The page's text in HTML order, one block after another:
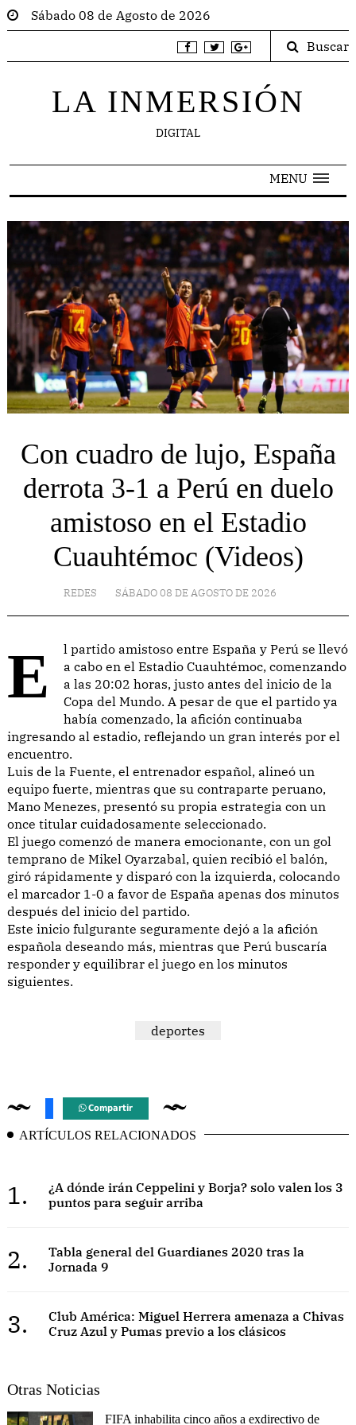
Sábado 08 de Agosto de 2026
Buscar
LA INMERSIÓN
DIGITAL
MENU
Con cuadro de lujo, España
derrota 3-1 a Perú en duelo
amistoso en el Estadio
Cuauhtémoc (Videos)
REDES SÁBADO 08 DE AGOSTO DE 2026
El partido amistoso entre España y Perú se llevó
a cabo en el Estadio Cuauhtémoc, comenzando
a las 20:02 horas, justo antes del inicio de la
Copa del Mundo. A pesar de que el partido ya
había comenzado, la afición continuaba
ingresando al estadio, reflejando un gran interés por el
encuentro.
Luis de la Fuente, el entrenador español, alineó un
equipo fuerte, mientras que su contraparte peruano,
Mano Menezes, presentó su propia estrategia con un
once titular cuidadosamente seleccionado.
El juego comenzó de manera emocionante, con un gol
temprano de Mikel Oyarzabal, quien recibió el balón,
giró rápidamente y disparó con la izquierda, colocando
el marcador 1-0 a favor de España apenas dos minutos
después del inicio del partido.
Este inicio fulgurante seguramente dejó a la afición
española deseando más, mientras que Perú buscaría
responder y equilibrar el juego en los minutos
siguientes.
deportes
Compartir
ARTÍCULOS RELACIONADOS
1.
¿A dónde irán Ceppelini y Borja? solo valen los 3
puntos para seguir arriba
2.
Tabla general del Guardianes 2020 tras la
Jornada 9
3.
Club América: Miguel Herrera amenaza a Chivas
Cruz Azul y Pumas previo a los clásicos
Otras Noticias
FIFA inhabilita cinco años a exdirectivo de